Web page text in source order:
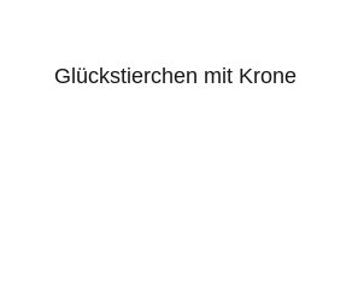
Glückstierchen mit Krone